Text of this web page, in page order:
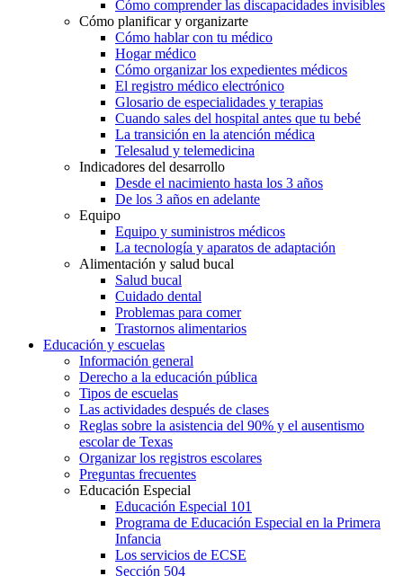
Cómo comprender las discapacidades invisibles
Cómo planificar y organizarte
Cómo hablar con tu médico
Hogar médico
Cómo organizar los expedientes médicos
El registro médico electrónico
Glosario de especialidades y terapias
Cuando sales del hospital antes que tu bebé
La transición en la atención médica
Telesalud y telemedicina
Indicadores del desarrollo
Desde el nacimiento hasta los 3 años
De los 3 años en adelante
Equipo
Equipo y suministros médicos
La tecnología y aparatos de adaptación
Alimentación y salud bucal
Salud bucal
Cuidado dental
Problemas para comer
Trastornos alimentarios
Educación y escuelas
Información general
Derecho a la educación pública
Tipos de escuelas
Las actividades después de clases
Reglas sobre la asistencia del 90% y el ausentismo
escolar de Texas
Organizar los registros escolares
Preguntas frecuentes
Educación Especial
Educación Especial 101
Programa de Educación Especial en la Primera
Infancia
Los servicios de ECSE
Sección 504